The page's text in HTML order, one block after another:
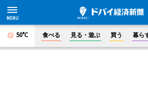
50°C 食べる 見る・遊ぶ 買う 暮ら